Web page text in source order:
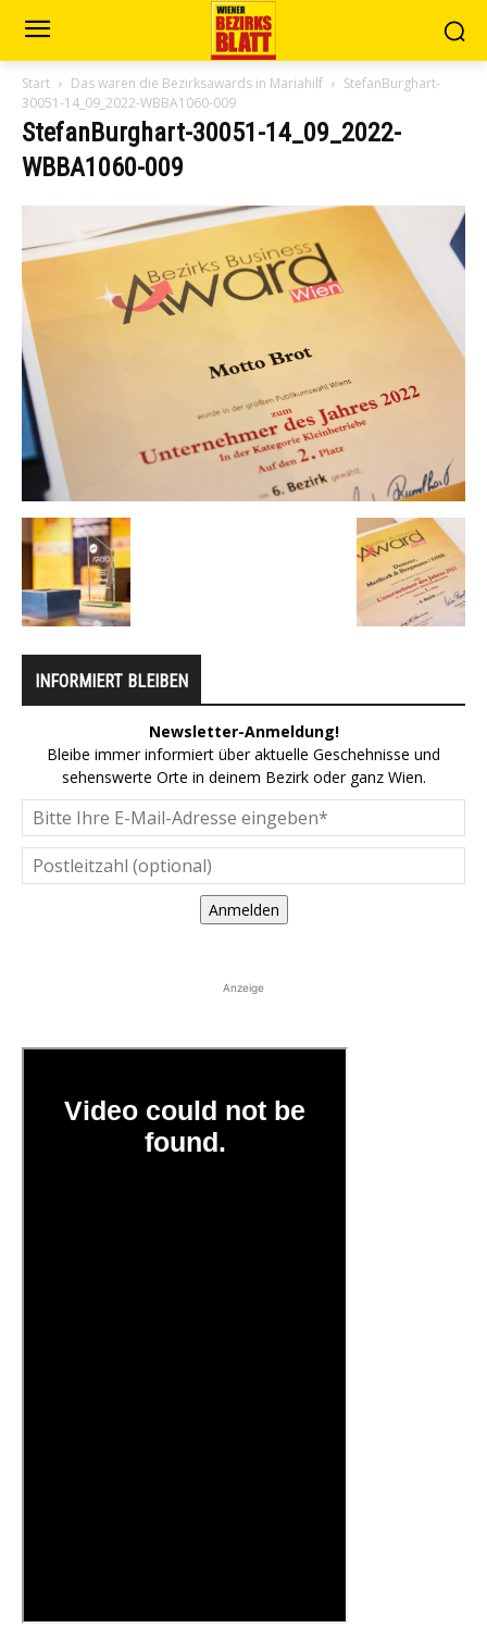
Start Das waren die Bezirksawards in Mariahilf
StefanBurghart-
30051-14_09_2022-WBBA1060-009
StefanBurghart-30051-14_09_2022-
WBBA1060-009
INFORMIERT BLEIBEN
Newsletter-Anmeldung!
Bleibe immer informiert über aktuelle Geschehnisse und
sehenswerte Orte in deinem Bezirk oder ganz Wien.
Anmelden
Anzeige